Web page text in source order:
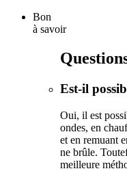
Bon
à savoir
Est-il
Oui, il est
ondes, en
et en remuant
ne brûle.
meilleure